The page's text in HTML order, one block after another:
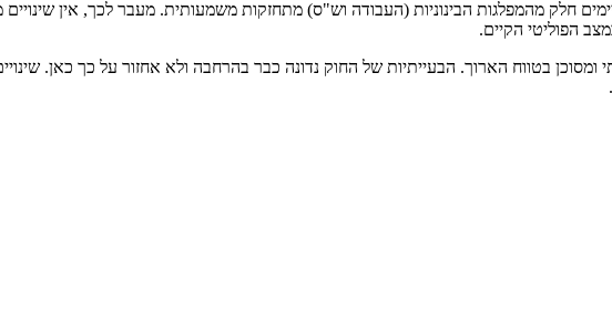
הפוליטי הקיים.
ומסוכן בטווח הארוך. הבעייתיות של החוק נדונה כבר בהרחבה ולא אחזור על כך כאן.